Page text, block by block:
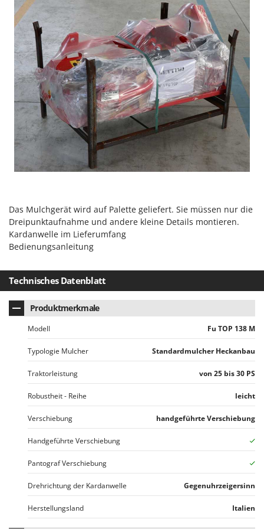
Rato
Reber
Redback
Resto Italia
Ribimex
Ripartrak
Ritter
River Systems
Robomow
Rossofuoco
Ryobi
S
S.T.P.
Santos
Sbaraglia
Schnitzer
Seven Italy
Shark
Shindaiwa
Silky
Simatech
Skil
Smartwood
Smeg
Snapper
Spice Electronics
Das Mulchgerät wird auf Palette geliefert. Sie müssen nur die
Dreipunktaufnahme und andere kleine Details montieren.
Kardanwelle im Lieferumfang
Bedienungsanleitung
Technisches Datenblatt
Produktmerkmale
Modell Fu TOP 138 M
Typologie Mulcher Standardmulcher Heckanbau
Traktorleistung von 25 bis 30 PS
Robustheit - Reihe leicht
Verschiebung handgeführte Verschiebung
Handgeführte Verschiebung
Pantograf Verschiebung
Drehrichtung der Kardanwelle Gegenuhrzeigersinn
Herstellungsland Italien